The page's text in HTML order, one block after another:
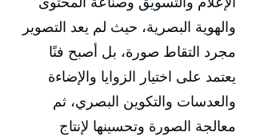
والهوية البصرية، حيث لم يعد التصوير
مجرد التقاط صورة، بل أصبح فنًا
يعتمد على اختيار الزوايا والإضاءة
والعدسات والتكوين البصري، ثم
معالجة الصورة وتحسينها لإنتاج